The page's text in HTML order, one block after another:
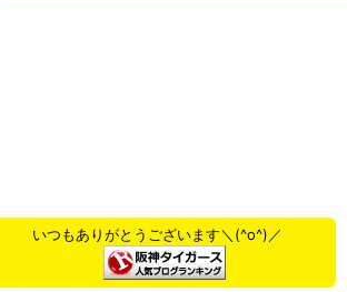
いつもありがとうございます＼(^o^)／